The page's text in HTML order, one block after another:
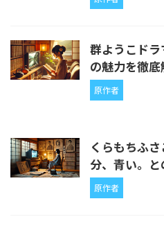
群ようこド
の魅力を徹
原作者
くらもちふ
分、青い。
原作者